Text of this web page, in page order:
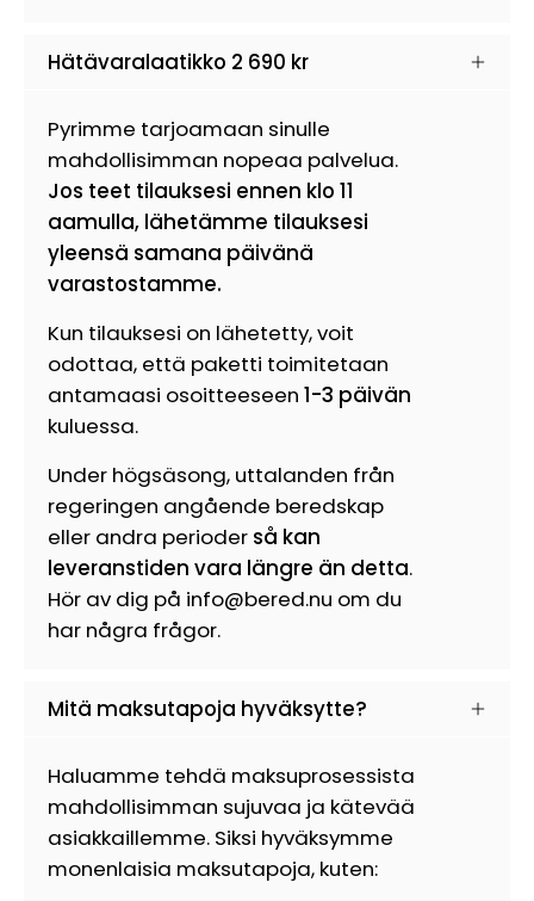
Hätävaralaatikko 2 690 kr
Pyrimme tarjoamaan sinulle
mahdollisimman nopeaa palvelua.
Jos teet tilauksesi ennen klo 11
aamulla, lähetämme tilauksesi
yleensä samana päivänä
varastostamme.
Kun tilauksesi on lähetetty, voit
odottaa, että paketti toimitetaan
antamaasi osoitteeseen 1-3 päivän
kuluessa.
Under högsäsong, uttalanden från
regeringen angående beredskap
eller andra perioder så kan
leveranstiden vara längre än detta.
Hör av dig på info@bered.nu om du
har några frågor.
Mitä maksutapoja hyväksytte?
Haluamme tehdä maksuprosessista
mahdollisimman sujuvaa ja kätevää
asiakkaillemme. Siksi hyväksymme
monenlaisia maksutapoja, kuten: